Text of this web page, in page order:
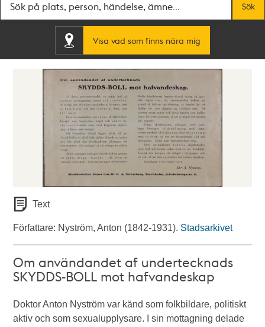
Sök
Visa vad som finns nära mig
Text
Författare: Nyström, Anton (1842-1931). Stadsarkivet
Om användandet af undertecknads
SKYDDS-BOLL mot hafvandeskap
Doktor Anton Nyström var känd som folkbildare, politiskt
aktiv och som sexualupplysare. I sin mottagning delade